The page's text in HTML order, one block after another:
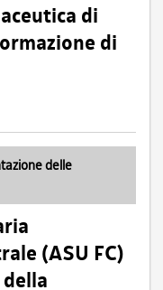
di
di
delle
(ASU FC)
della